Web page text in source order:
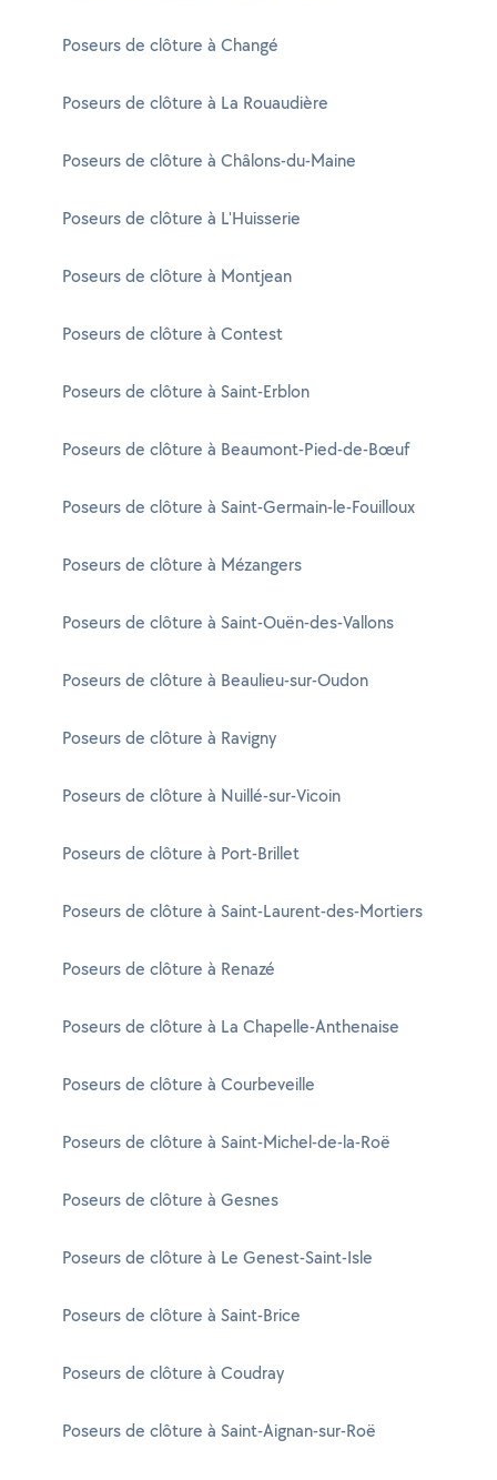
Poseurs de clôture à Changé
Poseurs de clôture à La Rouaudière
Poseurs de clôture à Châlons-du-Maine
Poseurs de clôture à L'Huisserie
Poseurs de clôture à Montjean
Poseurs de clôture à Contest
Poseurs de clôture à Saint-Erblon
Poseurs de clôture à Beaumont-Pied-de-Bœuf
Poseurs de clôture à Saint-Germain-le-Fouilloux
Poseurs de clôture à Mézangers
Poseurs de clôture à Saint-Ouën-des-Vallons
Poseurs de clôture à Beaulieu-sur-Oudon
Poseurs de clôture à Ravigny
Poseurs de clôture à Nuillé-sur-Vicoin
Poseurs de clôture à Port-Brillet
Poseurs de clôture à Saint-Laurent-des-Mortiers
Poseurs de clôture à Renazé
Poseurs de clôture à La Chapelle-Anthenaise
Poseurs de clôture à Courbeveille
Poseurs de clôture à Saint-Michel-de-la-Roë
Poseurs de clôture à Gesnes
Poseurs de clôture à Le Genest-Saint-Isle
Poseurs de clôture à Saint-Brice
Poseurs de clôture à Coudray
Poseurs de clôture à Saint-Aignan-sur-Roë